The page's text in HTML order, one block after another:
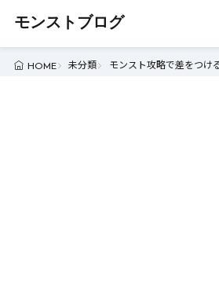
モンストブログ
HOME 未分類 モンスト攻略で差をつけ